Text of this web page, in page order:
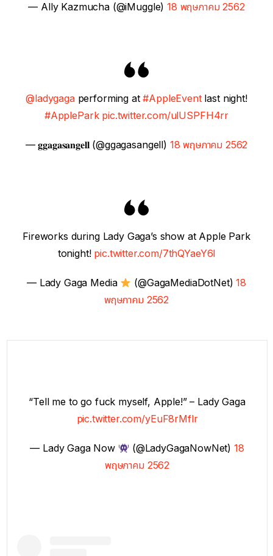
— Ally Kazmucha (@iMuggle)18 พฤษภาคม 2562
@ladygagaperforming at#AppleEventlast night!
#ApplePark pic.twitter.com/ulUSPFH4rr
— 𝐠𝐠𝐚𝐠𝐚𝐬𝐚𝐧𝐠𝐞𝐥𝐥 (@ggagasangell) 18 พฤษภาคม 2562
Fireworks during Lady Gaga’s show at Apple Park
tonight! pic.twitter.com/7thQYaeY6l
— Lady Gaga Media (@GagaMediaDotNet)18
พฤษภาคม 2562
“Tell me to go fuck myself, Apple!” – Lady Gaga
pic.twitter.com/yEuF8rMflr
— Lady Gaga Now (@LadyGagaNowNet) 18
พฤษภาคม 2562